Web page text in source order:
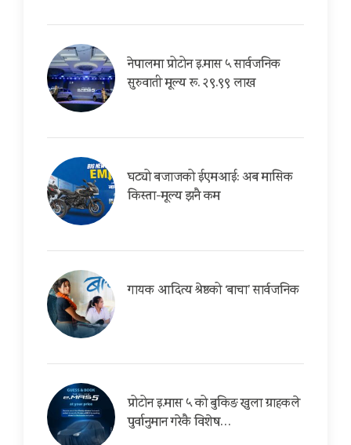
नेपालमा प्रोटोन इ.मास ५ सार्वजनिक
सुरुवाती मूल्य रू. २९.९९ लाख
घट्यो बजाजको ईएमआई: अब मासिक
किस्ता-मूल्य झनै कम
गायक आदित्य श्रेष्ठको ‘बाचा’ सार्वजनिक
प्रोटोन इ.मास ५ को बुकिङ खुला ग्राहकले
पुर्वानुमान गरेकै विशेष…